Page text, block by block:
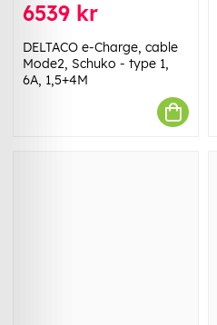
6539 kr
DELTACO e-Charge, cable
Mode2, Schuko - type 1,
6A, 1,5+4M